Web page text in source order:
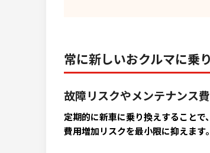
常に新しいおクルマに乗
故障リスクやメンテナンス
定期的に新車に乗り換えすること
費用増加リスクを最小限に抑えます。